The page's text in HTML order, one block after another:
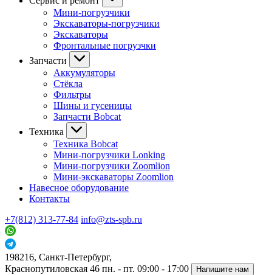
Мини-погрузчики
Экскаваторы-погрузчики
Экскаваторы
Фронтальные погрузчки
Запчасти
Аккумуляторы
Стёкла
Фильтры
Шины и гусеницы
Запчасти Bobcat
Техника
Техника Bobcat
Мини-погрузчики Lonking
Мини-погрузчики Zoomlion
Мини-экскаваторы Zoomlion
Навесное оборудование
Контакты
+7(812) 313-77-84 info@zts-spb.ru
198216, Санкт-Петербург,
Краснопутиловская 46 пн. - пт. 09:00 - 17:00 Напишите нам